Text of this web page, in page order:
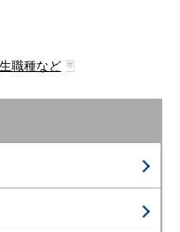
職種など